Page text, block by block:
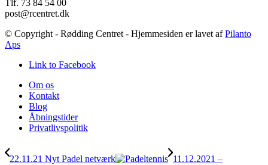
Tlf. 73 84 54 00
post@rcentret.dk
© Copyright - Rødding Centret - Hjemmesiden er lavet afPilanto
Aps
Link to Facebook
Om os
Kontakt
Blog
Åbningstider
Privatlivspolitik
22.11.21 Nyt Padel netværk
11.12.2021 –